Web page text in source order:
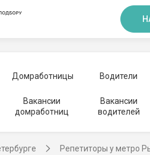
Домработницы Водители
Вакансии
домработниц
Вакансии
водителей
Репетиторы у метро